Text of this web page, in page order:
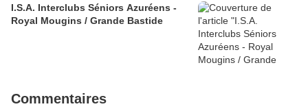
I.S.A. Interclubs Séniors Azuréens -
Royal Mougins / Grande Bastide
Commentaires